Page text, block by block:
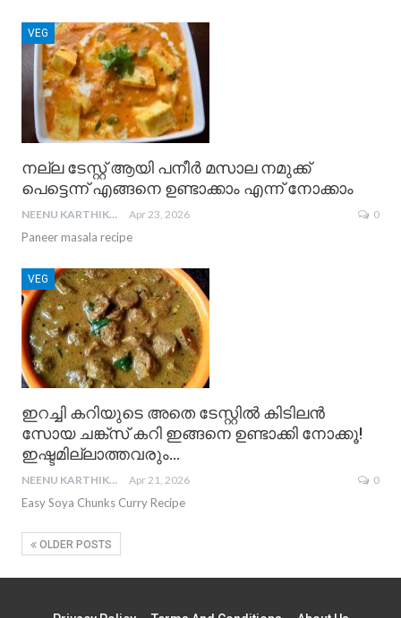
VEG
നല്ല ടേസ്റ്റ് ആയി പനീർ മസാല നമുക്ക്
പെട്ടെന്ന് എങ്ങനെ ഉണ്ടാക്കാം എന്ന് നോക്കാം
NEENU KARTHIKA Apr 23, 2026 0
Paneer masala recipe
VEG
ഇറച്ചി കറിയുടെ അതെ ടേസ്റ്റിൽ കിടിലൻ
സോയ ചങ്ക്‌സ് കറി ഇങ്ങനെ ഉണ്ടാക്കി നോക്കൂ!
ഇഷ്ടമില്ലാത്തവരും…
NEENU KARTHIKA Apr 21, 2026 0
Easy Soya Chunks Curry Recipe
OLDER POSTS